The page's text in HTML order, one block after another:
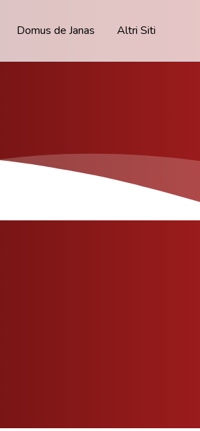
Domus de Janas Altri Siti